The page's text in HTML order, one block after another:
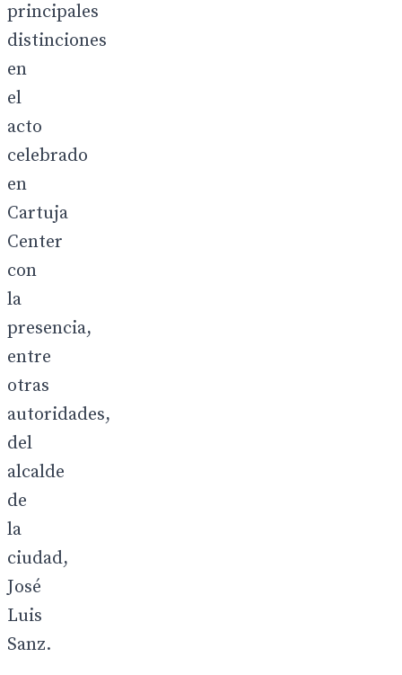
principales
distinciones
en
el
acto
celebrado
en
Cartuja
Center
con
la
presencia,
entre
otras
autoridades,
del
alcalde
de
la
ciudad,
José
Luis
Sanz.